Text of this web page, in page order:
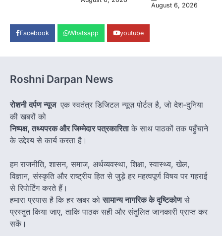
August 6, 2026
Facebook Whatsapp youtube
Roshni Darpan News
रोशनी दर्पण न्यूज एक स्वतंत्र डिजिटल न्यूज़ पोर्टल है, जो देश-दुनिया
की खबरों को
निष्पक्ष, तथ्यपरक और जिम्मेदार पत्रकारिताके साथ पाठकों तक पहुँचाने
के उद्देश्य से कार्य करता है।
हम राजनीति, शासन, समाज, अर्थव्यवस्था, शिक्षा, स्वास्थ्य, खेल,
विज्ञान, संस्कृति और राष्ट्रीय हित से जुड़े हर महत्वपूर्ण विषय पर गहराई
से रिपोर्टिंग करते हैं।
हमारा प्रयास है कि हर खबर कोसामान्य नागरिक के दृष्टिकोणसे
प्रस्तुत किया जाए, ताकि पाठक सही और संतुलित जानकारी प्राप्त कर
सकें।